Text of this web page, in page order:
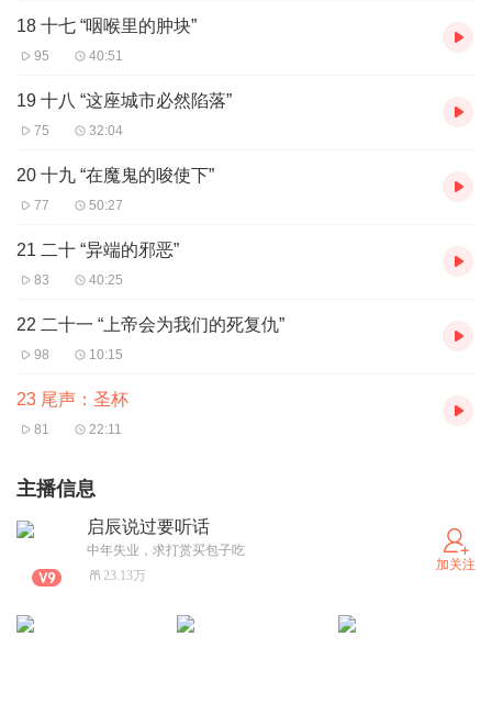
18 十七 “咽喉里的肿块”
95 40:51
19 十八 “这座城市必然陷落”
75 32:04
20 十九 “在魔鬼的唆使下”
77 50:27
21 二十 “异端的邪恶”
83 40:25
22 二十一 “上帝会为我们的死复仇”
98 10:15
23 尾声：圣杯
81 22:11
主播信息
启辰说过要听话
中年失业，求打赏买包子吃
23.13万
加关注